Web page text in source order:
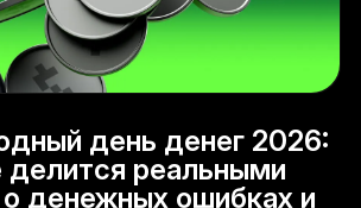
день денег 2026:
делится реальными
денежных ошибках и